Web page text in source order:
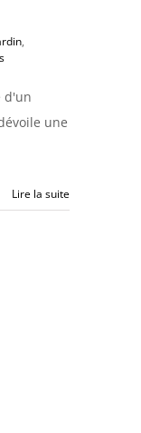
,
d'un
une
Lire la suite